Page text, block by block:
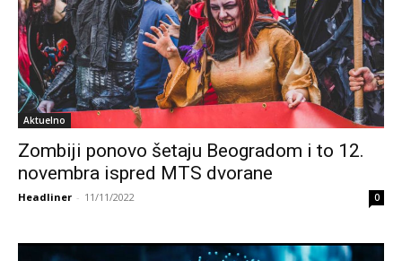
Aktuelno
Zombiji ponovo šetaju Beogradom i to 12.
novembra ispred MTS dvorane
Headliner - 11/11/2022 0